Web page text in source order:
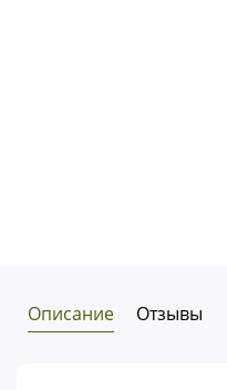
Описание Отзывы